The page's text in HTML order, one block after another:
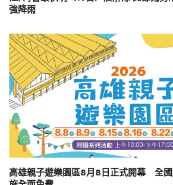
強降雨
高雄親子遊樂園區8月8日正式開幕 全